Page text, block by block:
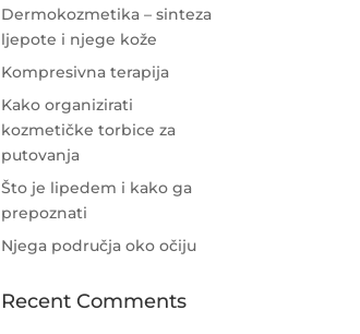
Dermokozmetika – sinteza
ljepote i njege kože
Kompresivna terapija
Kako organizirati
kozmetičke torbice za
putovanja
Što je lipedem i kako ga
prepoznati
Njega područja oko očiju
Recent Comments